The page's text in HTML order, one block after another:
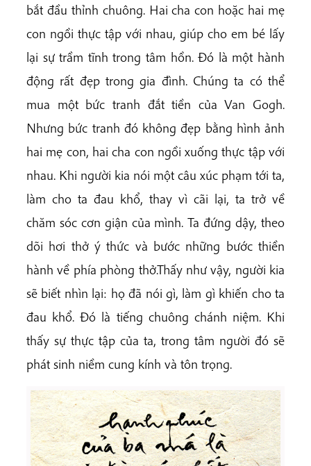
bắt đầu thỉnh chuông. Hai cha con hoặc hai mẹ
con ngồi thực tập với nhau, giúp cho em bé lấy
lại sự trầm tĩnh trong tâm hồn. Đó là một hành
động rất đẹp trong gia đình. Chúng ta có thể
mua một bức tranh đắt tiền của Van Gogh.
Nhưng bức tranh đó không đẹp bằng hình ảnh
hai mẹ con, hai cha con ngồi xuống thực tập với
nhau. Khi người kia nói một câu xúc phạm tới ta,
làm cho ta đau khổ, thay vì cãi lại, ta trở về
chăm sóc cơn giận của mình. Ta đứng dậy, theo
dõi hơi thở ý thức và bước những bước thiền
hành về phía phòng thở.Thấy như vậy, người kia
sẽ biết nhìn lại: họ đã nói gì, làm gì khiến cho ta
đau khổ. Đó là tiếng chuông chánh niệm. Khi
thấy sự thực tập của ta, trong tâm người đó sẽ
phát sinh niềm cung kính và tôn trọng.